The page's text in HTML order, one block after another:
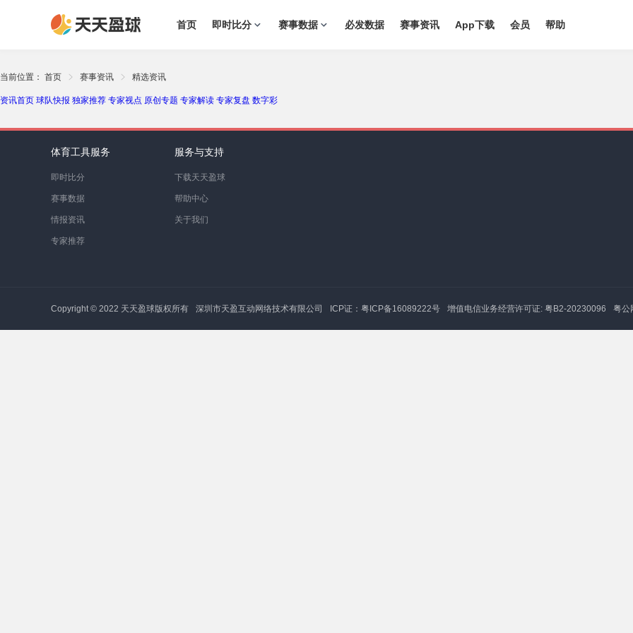
首页 即时比分 赛事数据 必发数据 赛事资讯 App下载 会员 帮助
当前位置： 首页 赛事资讯 精选资讯
资讯首页 球队快报 独家推荐 专家视点 原创专题 专家解读 专家复盘 数字彩
体育工具服务
即时比分
赛事数据
情报资讯
专家推荐
服务与支持
下载天天盈球
帮助中心
关于我们
Copyright © 2022 天天盈球版权所有 深圳市天盈互动网络技术有限公司 ICP证：粤ICP备16089222号 增值电信业务经营许可证: 粤B2-20230096 粤公